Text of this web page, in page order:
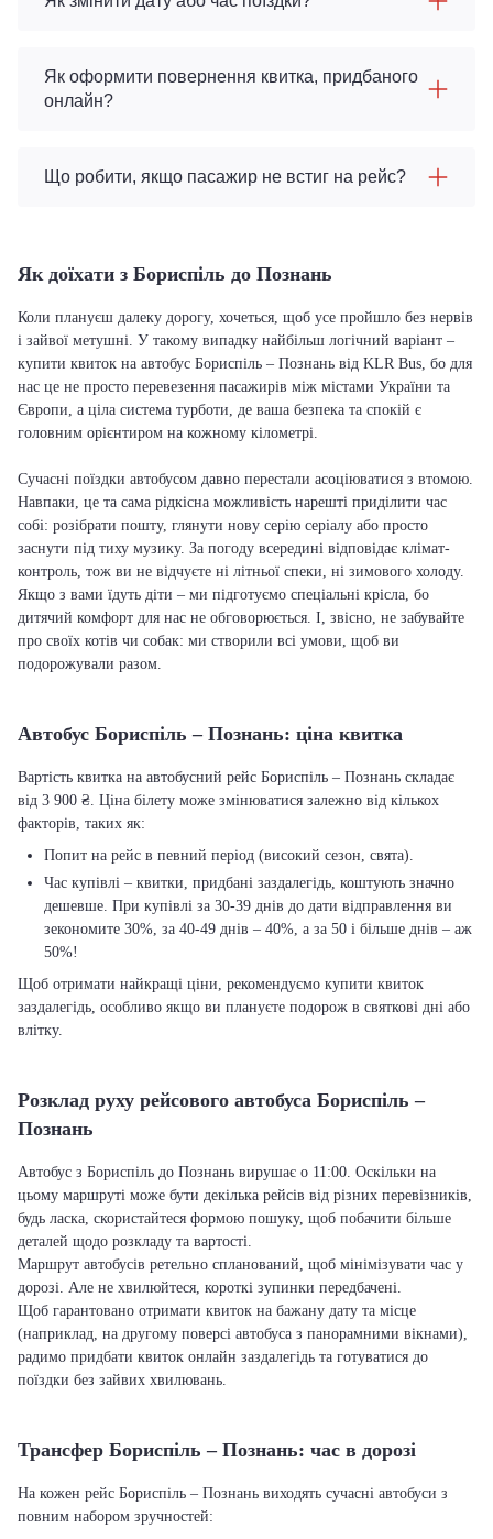
Як оформити повернення квитка, придбаного
онлайн?
Що робити, якщо пасажир не встиг на рейс?
Як доїхати з Бориспіль до Познань
Коли плануєш далеку дорогу, хочеться, щоб усе пройшло без нервів
і зайвої метушні. У такому випадку найбільш логічний варіант –
купити квиток на автобус Бориспіль – Познань від KLR Bus, бо для
нас це не просто перевезення пасажирів між містами України та
Європи, а ціла система турботи, де ваша безпека та спокій є
головним орієнтиром на кожному кілометрі.
Сучасні поїздки автобусом давно перестали асоціюватися з втомою.
Навпаки, це та сама рідкісна можливість нарешті приділити час
собі: розібрати пошту, глянути нову серію серіалу або просто
заснути під тиху музику. За погоду всередині відповідає клімат-
контроль, тож ви не відчуєте ні літньої спеки, ні зимового холоду.
Якщо з вами їдуть діти – ми підготуємо спеціальні крісла, бо
дитячий комфорт для нас не обговорюється. І, звісно, не забувайте
про своїх котів чи собак: ми створили всі умови, щоб ви
подорожували разом.
Автобус Бориспіль – Познань: ціна квитка
Вартість квитка на автобусний рейс Бориспіль – Познань складає
від 3 900 ₴. Ціна білету може змінюватися залежно від кількох
факторів, таких як:
Попит на рейс в певний період (високий сезон, свята).
Час купівлі – квитки, придбані заздалегідь, коштують значно
дешевше. При купівлі за 30-39 днів до дати відправлення ви
зекономите 30%, за 40-49 днів – 40%, а за 50 і більше днів – аж
50%!
Щоб отримати найкращі ціни, рекомендуємо купити квиток
заздалегідь, особливо якщо ви плануєте подорож в святкові дні або
влітку.
Розклад руху рейсового автобуса Бориспіль –
Познань
Автобус з Бориспіль до Познань вирушає о 11:00. Оскільки на
цьому маршруті може бути декілька рейсів від різних перевізників,
будь ласка, скористайтеся формою пошуку, щоб побачити більше
деталей щодо розкладу та вартості.
Маршрут автобусів ретельно спланований, щоб мінімізувати час у
дорозі. Але не хвилюйтеся, короткі зупинки передбачені.
Щоб гарантовано отримати квиток на бажану дату та місце
(наприклад, на другому поверсі автобуса з панорамними вікнами),
радимо придбати квиток онлайн заздалегідь та готуватися до
поїздки без зайвих хвилювань.
Трансфер Бориспіль – Познань: час в дорозі
На кожен рейс Бориспіль – Познань виходять сучасні автобуси з
повним набором зручностей: